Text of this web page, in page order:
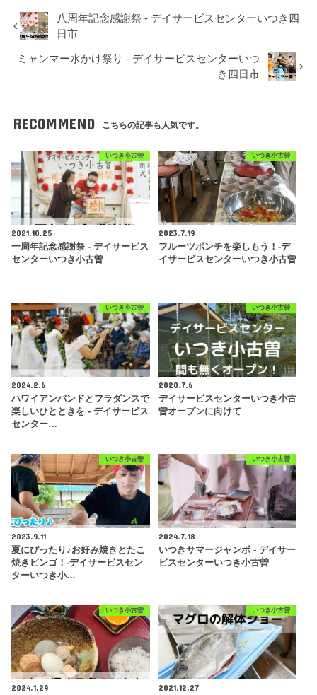
八周年記念感謝祭 - デイサービスセンターいつき四
日市
ミャンマー水かけ祭り - デイサービスセンターいつ
き四日市
RECOMMEND こちらの記事も人気です。
いつき小古曽
2021.10.25
一周年記念感謝祭 - デイサービス
センターいつき小古曽
いつき小古曽
2023.7.19
フルーツポンチを楽しもう！-デ
イサービスセンターいつき小古曽
いつき小古曽
2024.2.6
ハワイアンバンドとフラダンスで
楽しいひとときを - デイサービス
センター…
いつき小古曽
2020.7.6
デイサービスセンターいつき小古
曽オープンに向けて
いつき小古曽
2023.9.11
夏にぴったり♪お好み焼きとたこ
焼きビンゴ！-デイサービスセン
ターいつき小…
いつき小古曽
2024.7.18
いつきサマージャンボ - デイサー
ビスセンターいつき小古曽
いつき小古曽
2024.1.29
いつき小古曽
2021.12.27